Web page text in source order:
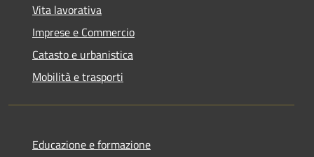
Vita lavorativa
Imprese e Commercio
Catasto e urbanistica
Mobilità e trasporti
Educazione e formazione